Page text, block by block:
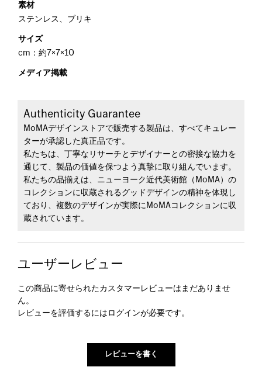
素材
ステンレス、ブリキ
サイズ
cm：約7×7×10
メディア掲載
Authenticity Guarantee
MoMAデザインストアで販売する製品は、すべてキュレー
ターが承認した真正品です。
私たちは、丁寧なリサーチとデザイナーとの密接な協力を
通じて、製品の価値を保つよう真摯に取り組んでいます。
私たちの品揃えは、ニューヨーク近代美術館（MoMA）の
コレクションに収蔵されるグッドデザインの精神を体現し
ており、複数のデザインが実際にMoMAコレクションに収
蔵されています。
ユーザーレビュー
この商品に寄せられたカスタマーレビューはまだありませ
ん。
レビューを評価するには ログインが必要です。